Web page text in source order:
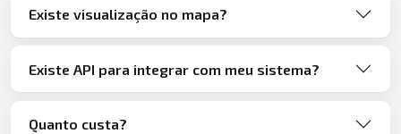
Existe visualização no mapa?
Existe API para integrar com meu sistema?
Quanto custa?